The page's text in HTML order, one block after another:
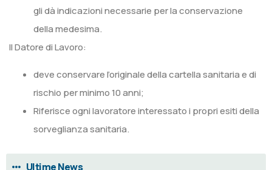
gli dà indicazioni necessarie per la conservazione
della medesima.
Il Datore di Lavoro:
deve conservare l’originale della cartella sanitaria e di
rischio per minimo 10 anni;
Riferisce ogni lavoratore interessato i propri esiti della
sorveglianza sanitaria.
Ultime News